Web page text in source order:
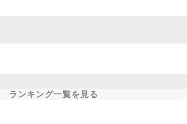
ランキング一覧を見る